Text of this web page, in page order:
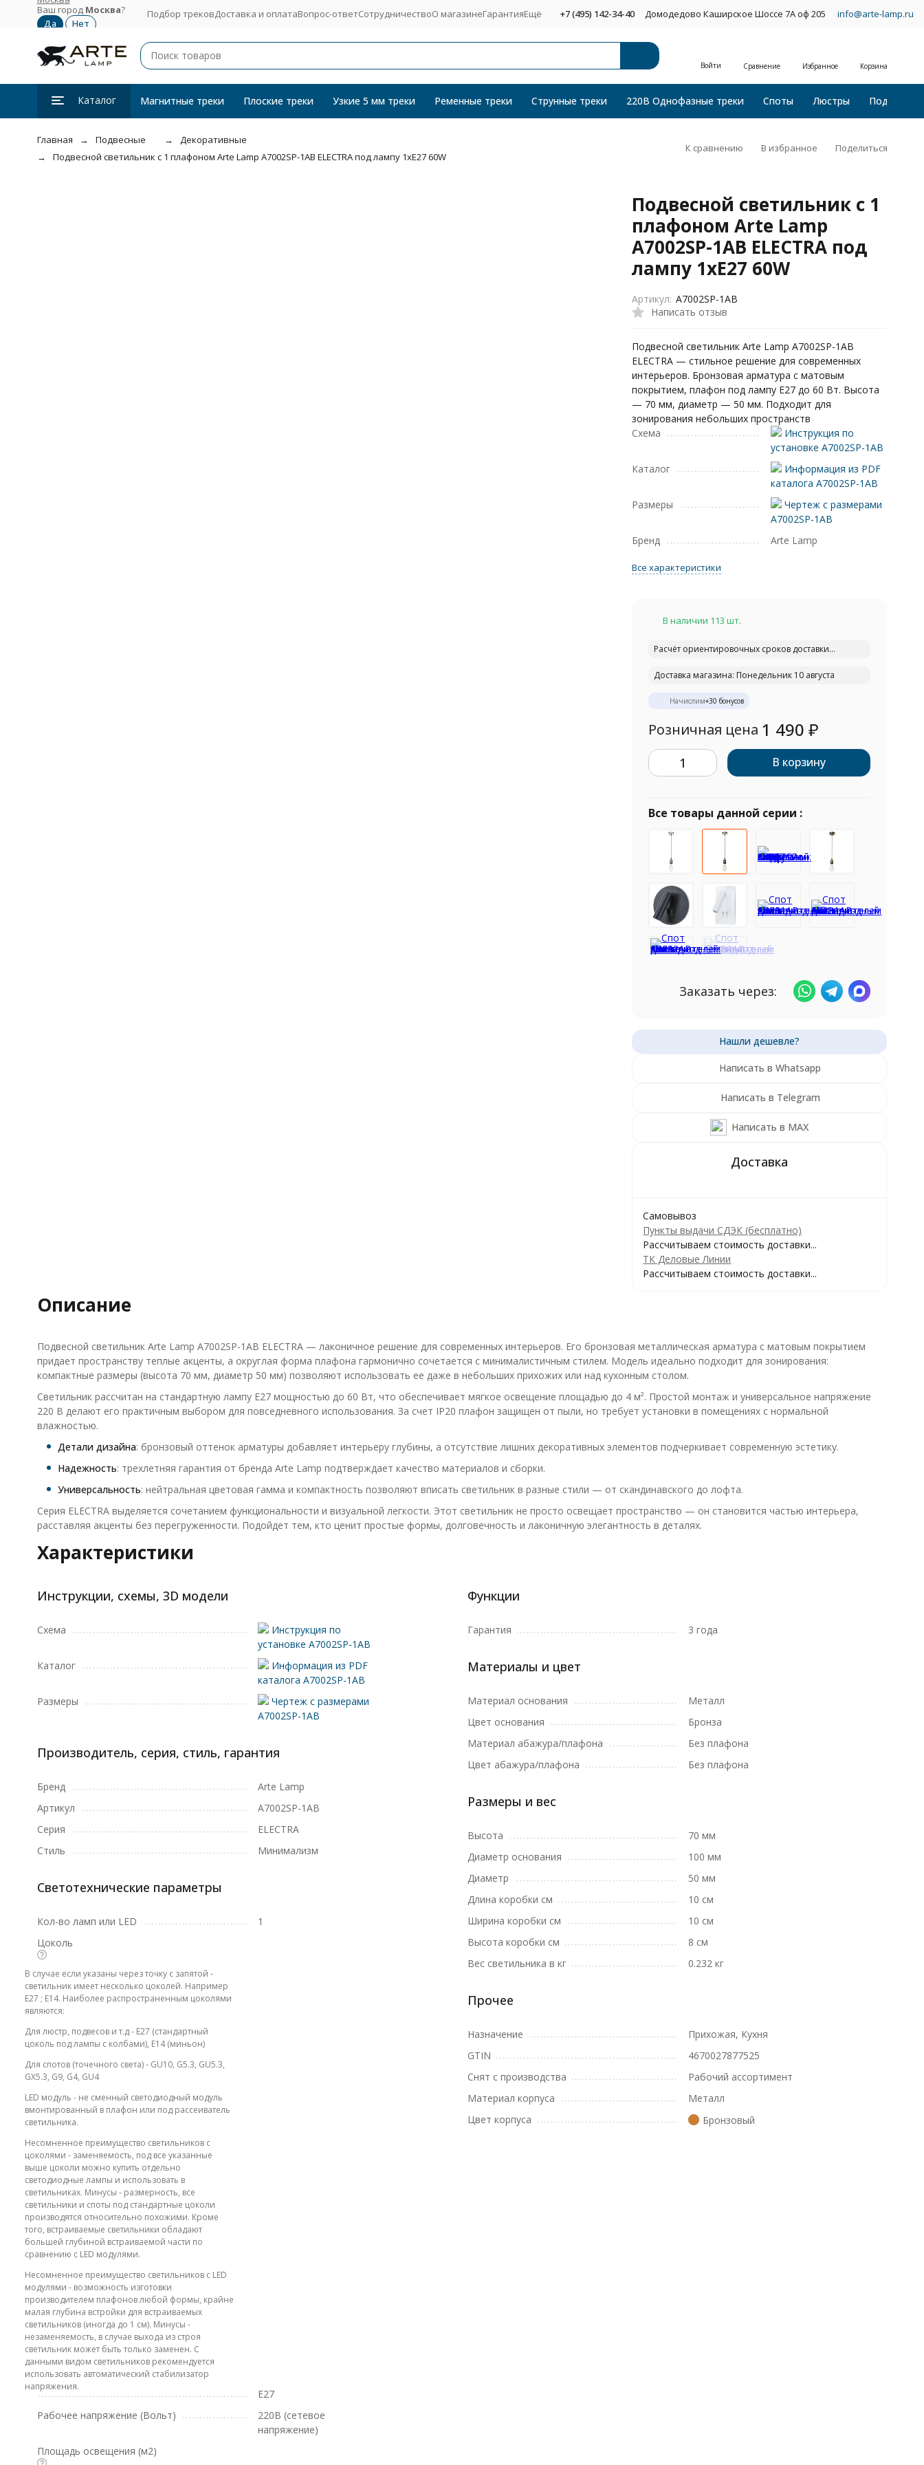
Ваш город Москва? Подбор трековДоставка и оплатаВопрос-ответСотрудничествоО магазинеГарантияЕщё +7 (495) 142-34-40 Домодедово Каширское Шоссе 7А оф 205 info@arte-lamp.ru
Войти Сравнение Избранное Корзина
Каталог Магнитные треки Плоские треки Узкие 5 мм треки Ременные треки Струнные треки 220В Однофазные треки Споты Люстры Подвесные
Главная Подвесные
Декоративные
Подвесной светильник с 1 плафоном Arte Lamp A7002SP-1AB ELECTRA под лампу 1xE27 60W
К сравнению В избранное Поделиться
Подвесной светильник с 1
плафоном Arte Lamp
A7002SP-1AB ELECTRA под
лампу 1xE27 60W
Написать отзыв
Артикул: A7002SP-1AB
Подвесной светильник Arte Lamp A7002SP-1AB
ELECTRA — стильное решение для современных
интерьеров. Бронзовая арматура с матовым
покрытием, плафон под лампу E27 до 60 Вт. Высота
— 70 мм, диаметр — 50 мм. Подходит для
зонирования небольших пространств
Схема
Инструкция по
установке A7002SP-1AB
Каталог
Информация из PDF
каталога A7002SP-1AB
Размеры
Чертеж с размерами
A7002SP-1AB
Бренд
Arte Lamp
Все характеристики
В наличии 113 шт.
Расчёт ориентировочных сроков доставки...
Доставка магазина: Понедельник 10 августа
Начислим+30 бонусов
Розничная цена 1 490₽
В корзину
Все товары данной серии :
Заказать через:
Написать в Whatsapp
Написать в Telegram
Написать в MAX
Самовывоз
Пункты выдачи СДЭК (бесплатно)
Рассчитываем стоимость доставки...
ТК Деловые Линии
Рассчитываем стоимость доставки...
Описание
Подвесной светильник Arte Lamp A7002SP-1AB ELECTRA — лаконичное решение для современных интерьеров. Его бронзовая металлическая арматура с матовым покрытием
придает пространству теплые акценты, а округлая форма плафона гармонично сочетается с минималистичным стилем. Модель идеально подходит для зонирования:
компактные размеры (высота 70 мм, диаметр 50 мм) позволяют использовать ее даже в небольших прихожих или над кухонным столом.
Светильник рассчитан на стандартную лампу E27 мощностью до 60 Вт, что обеспечивает мягкое освещение площадью до 4 м². Простой монтаж и универсальное напряжение
220 В делают его практичным выбором для повседневного использования. За счет IP20 плафон защищен от пыли, но требует установки в помещениях с нормальной
влажностью.
Детали дизайна: бронзовый оттенок арматуры добавляет интерьеру глубины, а отсутствие лишних декоративных элементов подчеркивает современную эстетику.
Надежность: трехлетняя гарантия от бренда Arte Lamp подтверждает качество материалов и сборки.
Универсальность: нейтральная цветовая гамма и компактность позволяют вписать светильник в разные стили — от скандинавского до лофта.
Серия ELECTRA выделяется сочетанием функциональности и визуальной легкости. Этот светильник не просто освещает пространство — он становится частью интерьера,
расставляя акценты без перегруженности. Подойдет тем, кто ценит простые формы, долговечность и лаконичную элегантность в деталях.
Характеристики
Инструкции, схемы, 3D модели
Схема
Инструкция по
установке A7002SP-1AB
Каталог
Информация из PDF
каталога A7002SP-1AB
Размеры
Чертеж с размерами
A7002SP-1AB
Производитель, серия, стиль, гарантия
Бренд
Arte Lamp
Артикул
A7002SP-1AB
Серия
ELECTRA
Стиль
Минимализм
Светотехнические параметры
Кол-во ламп или LED
1
Цоколь
В случае если указаны через точку с запятой -
светильник имеет несколько цоколей. Например
E27 ; E14. Наиболее распространенным цоколями
являются:
Для люстр, подвесов и т.д - E27 (стандартный
цоколь под лампы с колбами), E14 (миньон)
Для спотов (точечного света) - GU10, G5.3, GU5.3,
GX5.3, G9, G4, GU4
LED модуль - не сменный светодиодный модуль
вмонтированный в плафон или под рассеиватель
светильника.
Несомненное преимущество светильников с
цоколями - заменяемость, под все указанные
выше цоколи можно купить отдельно
светодиодные лампы и использовать в
светильниках. Минусы - размерность, все
светильники и споты под стандартные цоколи
производятся относительно похожими. Кроме
того, встраиваемые светильники обладают
большей глубиной встраиваемой части по
сравнению с LED модулями.
Несомненное преимущество светильников с LED
модулями - возможность изготовки
производителем плафонов любой формы, крайне
малая глубина встройки для встраиваемых
светильников (иногда до 1 см). Минусы -
незаменяемость, в случае выхода из строя
светильник может быть только заменен. С
данными видом светильников рекомендуется
использовать автоматический стабилизатор
напряжения.
E27
Рабочее напряжение (Вольт)
220В (сетевое
напряжение)
Площадь освещения (м2)
Функции
Гарантия 3 года
Материалы и цвет
Материал основания
Металл
Цвет основания
Бронза
Материал абажура/плафона
Без плафона
Цвет абажура/плафона
Без плафона
Размеры и вес
Высота
70 мм
Диаметр основания
100 мм
Диаметр
50 мм
Длина коробки см
10 см
Ширина коробки см
10 см
Высота коробки см
8 см
Вес светильника в кг
0.232 кг
Прочее
Назначение
Прихожая, Кухня
GTIN
4670027877525
Снят с производства
Рабочий ассортимент
Материал корпуса
Металл
Цвет корпуса
Бронзовый